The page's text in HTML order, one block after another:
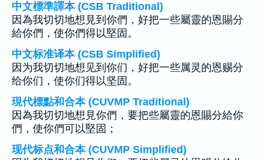
中文標準譯本 (CSB Traditional)
因為我切切地想見到你們，好把一些屬靈的恩賜分
給你們，使你們得以堅固。
中文标准译本 (CSB Simplified)
因为我切切地想见到你们，好把一些属灵的恩赐分
给你们，使你们得以坚固。
現代標點和合本 (CUVMP Traditional)
因為我切切地想見你們，要把些屬靈的恩賜分給你
們，使你們可以堅固；
现代标点和合本 (CUVMP Simplified)